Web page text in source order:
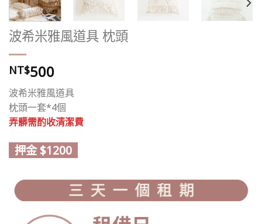
波希米雅風道具 枕頭
NT$500
波希米雅風道具
枕頭一套*4個
弄髒需酌收清潔費
押金 $1200